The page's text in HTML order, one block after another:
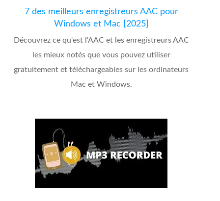
7 des meilleurs enregistreurs AAC pour
Windows et Mac [2025]
Découvrez ce qu'est l'AAC et les enregistreurs AAC
les mieux notés que vous pouvez utiliser
gratuitement et téléchargeables sur les ordinateurs
Mac et Windows.